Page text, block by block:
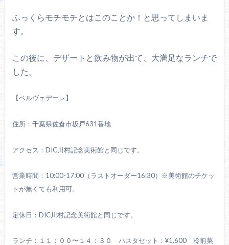
ふっくらモチモチとはこのことか！と思ってしまいま
す。
この後に、デザートと飲み物が出て、大満足なランチで
した。
【ベルヴェデーレ】
住所：千葉県佐倉市坂戸631番地
アクセス：DIC川村記念美術館と同じです。
営業時間：10:00-17:00（ラストオーダー16:30）※美術館のチケッ
トが無くても利用可。
定休日：DIC川村記念美術館と同じです。
ランチ：１１：００〜１４：３０ パスタセット：¥1,600 冷前菜